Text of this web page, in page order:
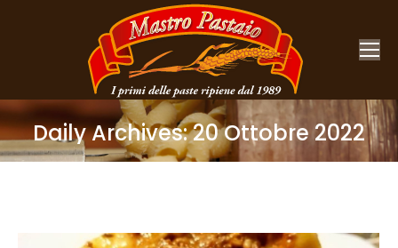
Daily Archives:20 Ottobre 2022
You are here: